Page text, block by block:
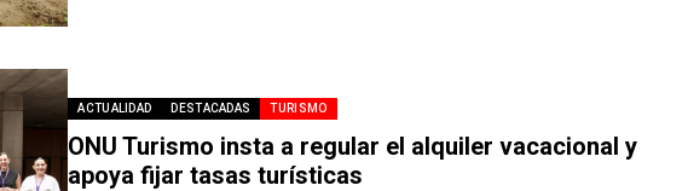
ACTUALIDAD DESTACADAS TURISMO
ONU Turismo insta a regular el alquiler vacacional y
apoya fijar tasas turísticas